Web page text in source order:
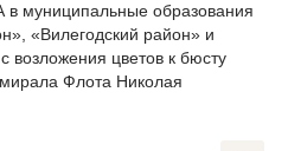
муниципальные образования
«Вилегодский район» и
возложения цветов к бюсту
Флота Николая